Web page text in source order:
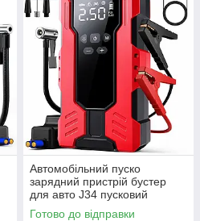
Автомобільний пуско
зарядний пристрій бустер
для авто J34 пусковий
пристрій Червоний
Готово до відправки